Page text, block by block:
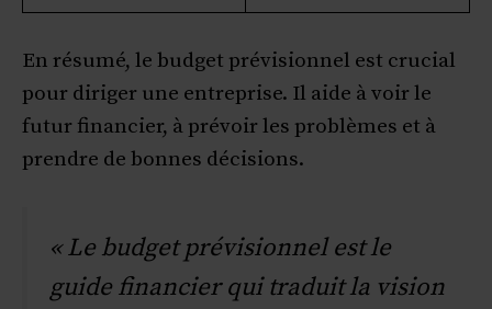
En résumé, le budget prévisionnel est crucial
pour diriger une entreprise. Il aide à voir le
futur financier, à prévoir les problèmes et à
prendre de bonnes décisions.
« Le budget prévisionnel est le
guide financier qui traduit la vision